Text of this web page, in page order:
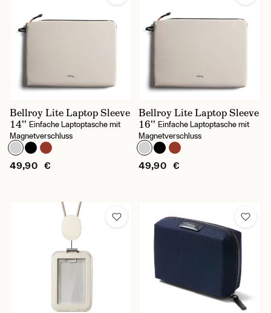
Bellroy Lite Laptop Sleeve
14'' Einfache Laptoptasche mit
Magnetverschluss
49,90 €
Bellroy Lite Laptop Sleeve
16'' Einfache Laptoptasche mit
Magnetverschluss
49,90 €